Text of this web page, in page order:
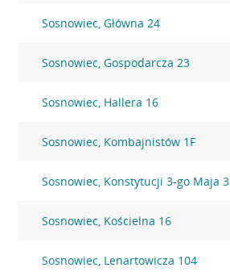
Sosnowiec, Główna 24
Sosnowiec, Gospodarcza 23
Sosnowiec, Hallera 16
Sosnowiec, Kombajnistów 1F
Sosnowiec, Konstytucji 3-go Maja 3
Sosnowiec, Kościelna 16
Sosnowiec, Lenartowicza 104